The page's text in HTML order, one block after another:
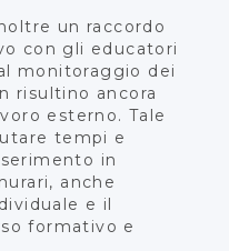
un raccordo
con gli educatori
monitoraggio dei
risultino ancora
esterno. Tale
tempi e
in
anche
e il
formativo e